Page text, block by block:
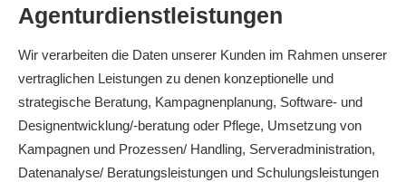
Agenturdienstleistungen
Wir verarbeiten die Daten unserer Kunden im Rahmen unserer
vertraglichen Leistungen zu denen konzeptionelle und
strategische Beratung, Kampagnenplanung, Software- und
Designentwicklung/-beratung oder Pflege, Umsetzung von
Kampagnen und Prozessen/ Handling, Serveradministration,
Datenanalyse/ Beratungsleistungen und Schulungsleistungen